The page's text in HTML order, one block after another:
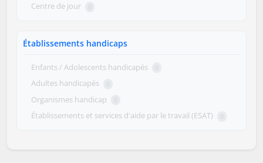
Centre de jour 0
Établissements handicaps
Enfants / Adolescents handicapés 0
Adultes handicapés 0
Organismes handicap 0
Établissements et services d'aide par le travail (ESAT) 0